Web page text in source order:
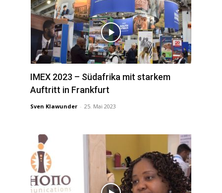
IMEX 2023 – Südafrika mit starkem
Auftritt in Frankfurt
Sven Klawunder - 25. Mai 2023